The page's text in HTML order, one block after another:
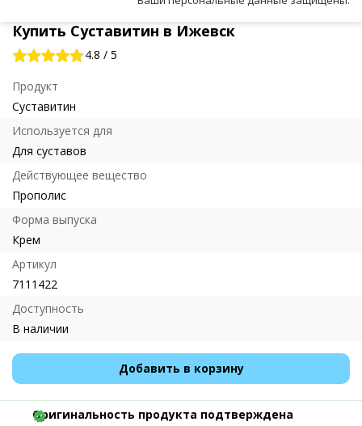
Купить Суставитин в Ижевск
4.8 / 5
Продукт
Суставитин
Используется для
Для суставов
Действующее вещество
Прополис
Форма выпуска
Крем
Артикул
7111422
Доступность
В наличии
Добавить в корзину
Оригинальность продукта подтверждена